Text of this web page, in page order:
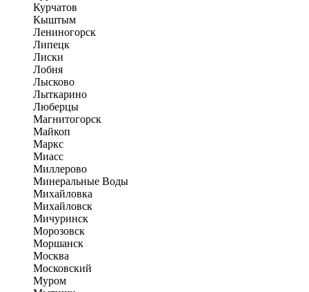
Курчатов
Кыштым
Лениногорск
Липецк
Лиски
Лобня
Лысково
Лыткарино
Люберцы
Магнитогорск
Майкоп
Маркс
Миасс
Миллерово
Минеральные Воды
Михайловка
Михайловск
Мичуринск
Морозовск
Моршанск
Москва
Московский
Муром